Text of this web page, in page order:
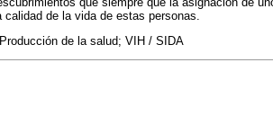
de la vida de estas personas.
de la salud; VIH / SIDA